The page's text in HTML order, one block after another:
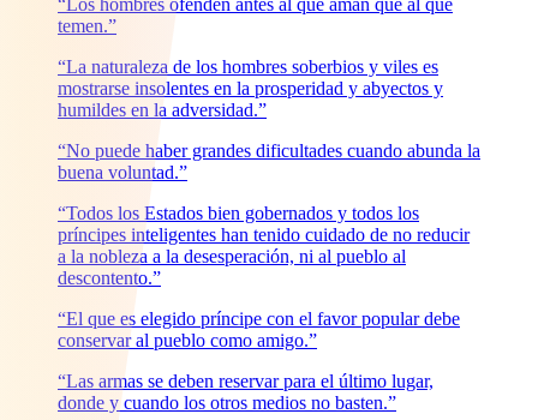
temen.”
“La naturaleza de los hombres soberbios y viles es
mostrarse insolentes en la prosperidad y abyectos y
humildes en la adversidad.”
“No puede haber grandes dificultades cuando abunda la
buena voluntad.”
“Todos los Estados bien gobernados y todos los
príncipes inteligentes han tenido cuidado de no reducir
a la nobleza a la desesperación, ni al pueblo al
descontento.”
“El que es elegido príncipe con el favor popular debe
conservar al pueblo como amigo.”
“Las armas se deben reservar para el último lugar,
donde y cuando los otros medios no basten.”